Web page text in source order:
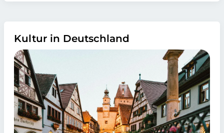
Kultur in Deutschland